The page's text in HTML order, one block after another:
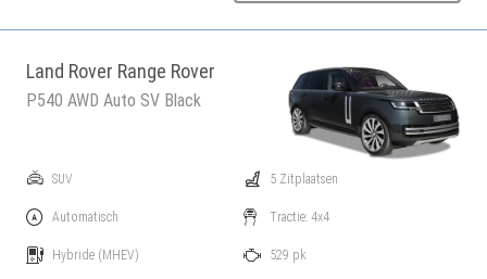
Land Rover Range Rover
P540 AWD Auto SV Black
SUV
Automatisch
Hybride (MHEV)
5 Zitplaatsen
Tractie: 4x4
529 pk